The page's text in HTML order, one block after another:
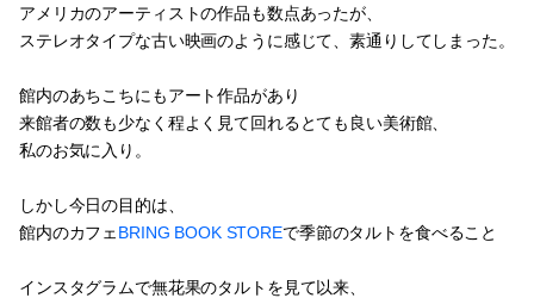
アメリカのアーティストの作品も数点あったが、
ステレオタイプな古い映画のように感じて、素通りしてしまった。
館内のあちこちにもアート作品があり
来館者の数も少なく程よく見て回れるとても良い美術館、
私のお気に入り。
しかし今日の目的は、
館内のカフェ BRING BOOK STOREで季節のタルトを食べること
インスタグラムで無花果のタルトを見て以来、